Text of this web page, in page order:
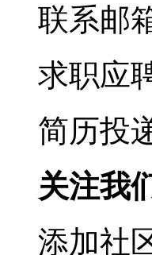
联系邮
求职应
简历投
关注我
添加社